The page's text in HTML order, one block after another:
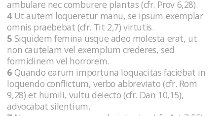
ambulare nec comburere plantas (cfr. Prov 6,28).
4Ut autem loqueretur manu, se ipsum exemplar
omnis praebebat (cfr. Tit 2,7) virtutis.
5 Siquidem femina usque adeo molesta erat, ut
non cautelam vel exemplum crederes, sed
formidinem vel horrorem.
6 Quando earum importuna loquacitas faciebat in
loquendo conflictum, verbo abbreviato (cfr. Rom
9,28) et humili, vultu deiecto (cfr. Dan 10,15),
advocabat silentium.